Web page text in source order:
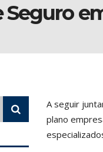
Seguro
A seguir
plano